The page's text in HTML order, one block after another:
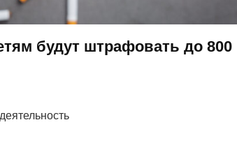
будут штрафовать до 800